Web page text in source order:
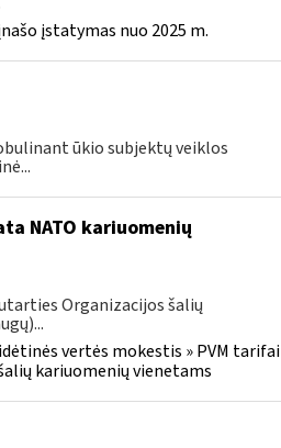
įstatymas nuo 2025 m.
ūkio subjektų veiklos
NATO kariuomenių
Organizacijos šalių
vertės mokestis » PVM tarifai
kariuomenių vienetams